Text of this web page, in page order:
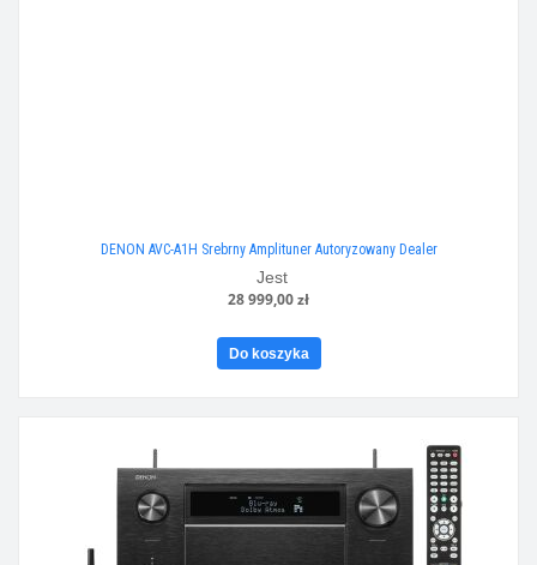
DENON AVC-A1H Srebrny Amplituner Autoryzowany Dealer
Jest
28 999,00 zł
Do koszyka